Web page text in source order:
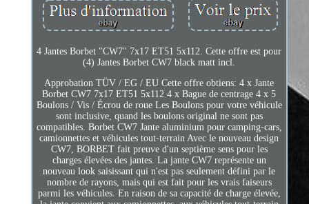
4 Jantes Borbet "CW7" 7x17 ET51 5x112. Cette offre est pour
(4) Jantes Borbet CW7 black matt incl.
Approbation TÜV / EG / EU Cette offre obtiens: 4 x Jante
Borbet CW7 7x17 ET51 5x112 4 x Bague de centrage 4 x 5
Boulons / Vis / Écrou de roue Les Boulons pour votre véhicule
sont inclusive, quand les boulons original ne sont pas
compatibles. Borbet CW7 Jante aluminium pour camping-cars,
camionnettes et véhicules tout-terrain Avec le nouveau design
CW7, BORBET fait preuve d'un septième sens pour les
charges élevées des jantes. La jante CW7 représente un
nouveau look saisissant qui n'est pas seulement défini par le
nombre de rayons, mais qui est fait pour les vrais faiseurs
parmi les véhicules. En raison de sa capacité de charge élevée,